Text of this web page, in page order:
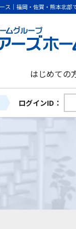
ス｜福岡・佐賀・熊本北部
はじめての
ログインID：